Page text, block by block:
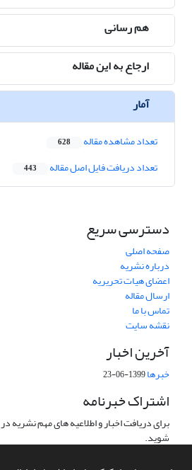
هم رسانی
ارجاع به این مقاله
آمار
تعداد مشاهده مقاله 628
تعداد دریافت فایل اصل مقاله 443
دسترسی سریع
صفحه اصلی
درباره نشریه
اعضای هیات تحریریه
ارسال مقاله
تماس با ما
نقشه سایت
آخرین اخبار
خبرها1399-06-23
اشتراک خبرنامه
برای دریافت اخبار و اطلاعیه های مهم نشریه
شوید.